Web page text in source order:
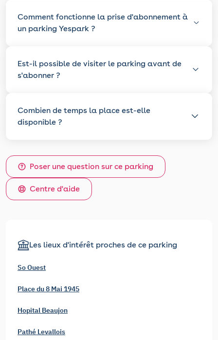
Comment fonctionne la prise d'abonnement à
un parking Yespark ?
Est-il possible de visiter le parking avant de
s'abonner ?
Combien de temps la place est-elle
disponible ?
Poser une question sur ce parking
Centre d'aide
Les lieux d'intérêt proches de ce parking
So Ouest
Place du 8 Mai 1945
Hopital Beaujon
Pathé Levallois